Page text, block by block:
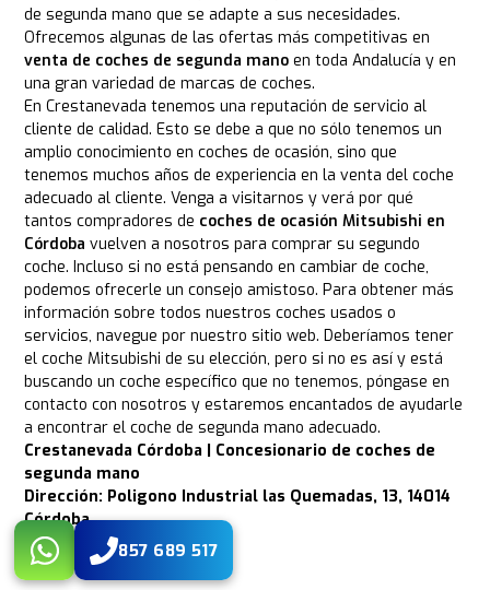
de segunda mano que se adapte a sus necesidades.
Ofrecemos algunas de las ofertas más competitivas en
venta de coches de segunda mano en toda Andalucía y en
una gran variedad de marcas de coches.
En Crestanevada tenemos una reputación de servicio al
cliente de calidad. Esto se debe a que no sólo tenemos un
amplio conocimiento en coches de ocasión, sino que
tenemos muchos años de experiencia en la venta del coche
adecuado al cliente. Venga a visitarnos y verá por qué
tantos compradores de coches de ocasión Mitsubishi en
Córdoba vuelven a nosotros para comprar su segundo
coche. Incluso si no está pensando en cambiar de coche,
podemos ofrecerle un consejo amistoso. Para obtener más
información sobre todos nuestros coches usados o
servicios, navegue por nuestro sitio web. Deberíamos tener
el coche Mitsubishi de su elección, pero si no es así y está
buscando un coche específico que no tenemos, póngase en
contacto con nosotros y estaremos encantados de ayudarle
a encontrar el coche de segunda mano adecuado.
Crestanevada Córdoba | Concesionario de coches de
segunda mano
Dirección: Poligono Industrial las Quemadas, 13, 14014
Córdoba
Teléfono: 857 68 95 17
857 689 517